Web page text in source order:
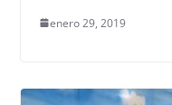
enero 29, 2019